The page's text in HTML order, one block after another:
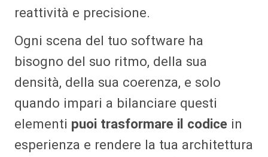
reattività e precisione.
Ogni scena del tuo software ha
bisogno del suo ritmo, della sua
densità, della sua coerenza, e solo
quando impari a bilanciare questi
elementi puoi trasformare il codice in
esperienza e rendere la tua architettura